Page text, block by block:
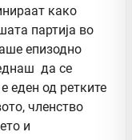
како
партија во
епизодно
да се
еден од ретките
членство
и